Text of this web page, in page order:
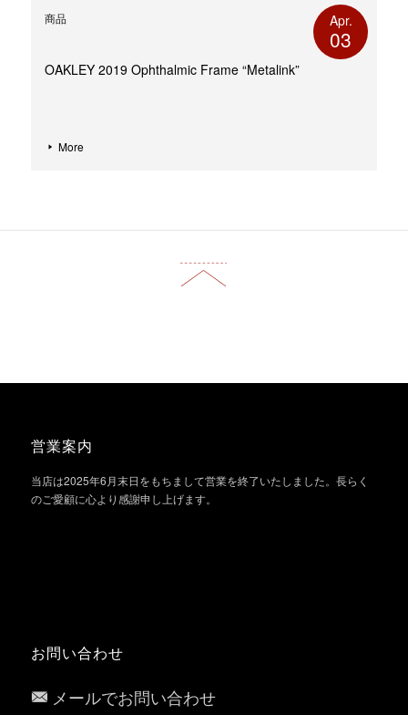
商品
OAKLEY 2019 Ophthalmic Frame “Metalink”
Apr.
03
More
営業案内
当店は2025年6月末日をもちまして営業を終了いたしました。長らく
のご愛顧に心より感謝申し上げます。
お問い合わせ
メールでお問い合わせ